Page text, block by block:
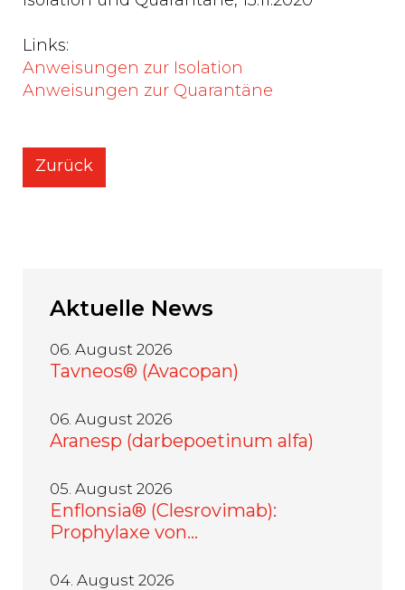
Links:
Anweisungen zur Isolation
Anweisungen zur Quarantäne
Zurück
Aktuelle News
06. August 2026
Tavneos® (Avacopan)
06. August 2026
Aranesp (darbepoetinum alfa)
05. August 2026
Enflonsia® (Clesrovimab):
Prophylaxe von…
04. August 2026